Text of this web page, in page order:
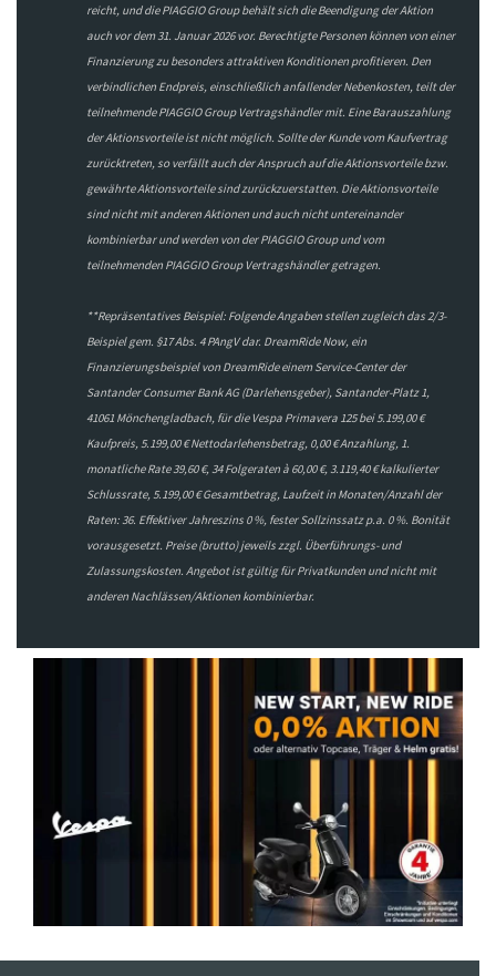
reicht, und die PIAGGIO Group behält sich die Beendigung der Aktion
auch vor dem 31. Januar 2026 vor. Berechtigte Personen können von einer
Finanzierung zu besonders attraktiven Konditionen profitieren. Den
verbindlichen Endpreis, einschließlich anfallender Nebenkosten, teilt der
teilnehmende PIAGGIO Group Vertragshändler mit. Eine Barauszahlung
der Aktionsvorteile ist nicht möglich. Sollte der Kunde vom Kaufvertrag
zurücktreten, so verfällt auch der Anspruch auf die Aktionsvorteile bzw.
gewährte Aktionsvorteile sind zurückzuerstatten. Die Aktionsvorteile
sind nicht mit anderen Aktionen und auch nicht untereinander
kombinierbar und werden von der PIAGGIO Group und vom
teilnehmenden PIAGGIO Group Vertragshändler getragen.
**Repräsentatives Beispiel: Folgende Angaben stellen zugleich das 2/3-
Beispiel gem. §17 Abs. 4 PAngV dar. DreamRide Now, ein
Finanzierungsbeispiel von DreamRide einem Service-Center der
Santander Consumer Bank AG (Darlehensgeber), Santander-Platz 1,
41061 Mönchengladbach, für die Vespa Primavera 125 bei 5.199,00 €
Kaufpreis, 5.199,00 € Nettodarlehensbetrag, 0,00 € Anzahlung, 1.
monatliche Rate 39,60 €, 34 Folgeraten à 60,00 €, 3.119,40 € kalkulierter
Schlussrate, 5.199,00 € Gesamtbetrag, Laufzeit in Monaten/Anzahl der
Raten: 36. Effektiver Jahreszins 0 %, fester Sollzinssatz p.a. 0 %. Bonität
vorausgesetzt. Preise (brutto) jeweils zzgl. Überführungs- und
Zulassungskosten. Angebot ist gültig für Privatkunden und nicht mit
anderen Nachlässen/Aktionen kombinierbar.